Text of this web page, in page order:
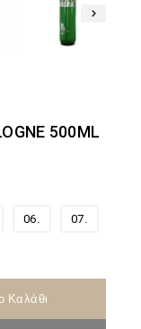
500ML
06. 07.
Καλάθι